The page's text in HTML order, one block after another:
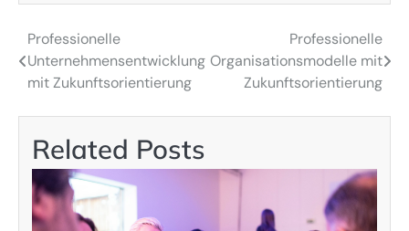
Post
navigation
Professionelle
Unternehmensentwicklung
mit Zukunftsorientierung
Professionelle
Organisationsmodelle mit
Zukunftsorientierung
Related Posts